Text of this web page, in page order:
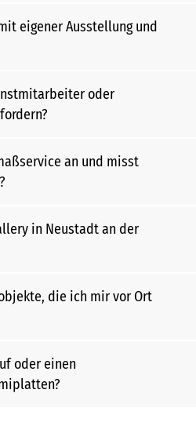
eigener Ausstellung und
oder
an und misst
in Neustadt an der
die ich mir vor Ort
oder einen